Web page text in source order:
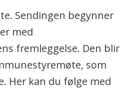
Sendingen begynner
med
fremleggelse. Den blir
som
Her kan du følge med